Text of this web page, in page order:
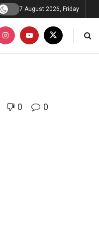
7 August 2026, Friday
0 0